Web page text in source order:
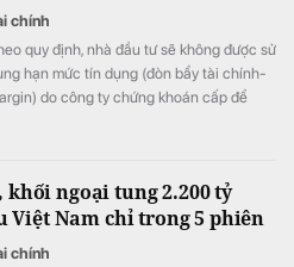
chính
quy định, nhà đầu tư sẽ không được sử
hạn mức tín dụng (đòn bẩy tài chính-
do công ty chứng khoán cấp để
ngoại tung 2.200 tỷ
Việt Nam chỉ trong 5 phiên
chính